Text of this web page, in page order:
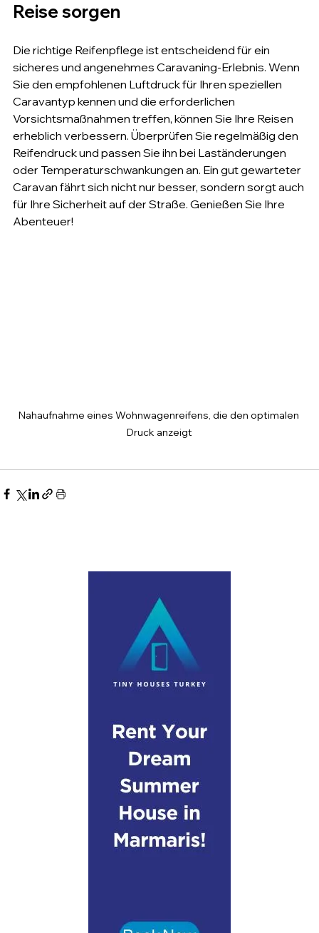
Reise sorgen
Die richtige Reifenpflege ist entscheidend für ein
sicheres und angenehmes Caravaning-Erlebnis. Wenn
Sie den empfohlenen Luftdruck für Ihren speziellen
Caravantyp kennen und die erforderlichen
Vorsichtsmaßnahmen treffen, können Sie Ihre Reisen
erheblich verbessern. Überprüfen Sie regelmäßig den
Reifendruck und passen Sie ihn bei Laständerungen
oder Temperaturschwankungen an. Ein gut gewarteter
Caravan fährt sich nicht nur besser, sondern sorgt auch
für Ihre Sicherheit auf der Straße. Genießen Sie Ihre
Abenteuer!
Nahaufnahme eines Wohnwagenreifens, die den optimalen
Druck anzeigt